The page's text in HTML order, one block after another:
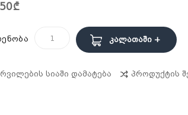
Კალათაში +
Სიაში Დამატება Პროდუქტის